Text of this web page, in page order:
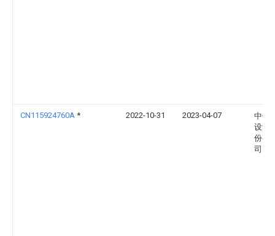
CN115924760A * 2022-10-31 2023-04-07
中亿
设集
份有
司